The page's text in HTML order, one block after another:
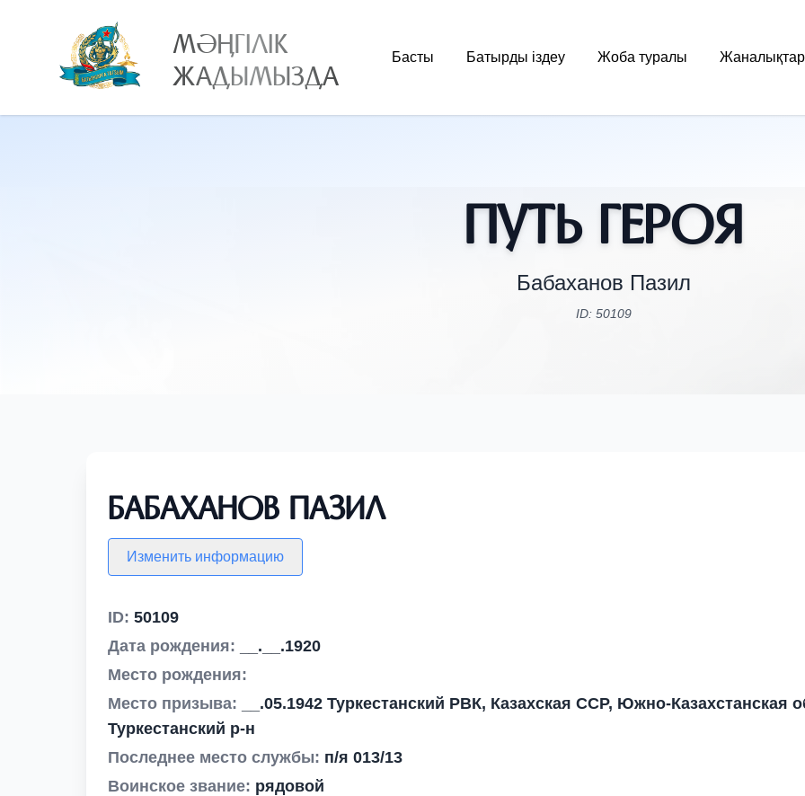
МӘҢГІЛІК
ЖАДЫМЫЗДА
Басты Батырды іздеу Жоба туралы Жаналықтар
Путь Героя
Бабаханов Пазил
ID: 50109
Бабаханов Пазил
Изменить информацию
ID: 50109
Дата рождения:
__.__.1920
Место рождения:
Место призыва:
__.05.1942 Туркестанский РВК, Казахская ССР, Южно-Казахстанская
Туркестанский р-н
Последнее место службы: п/я 013/13
Воинское звание: рядовой